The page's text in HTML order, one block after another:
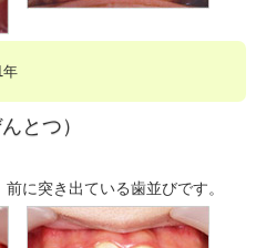
とつ）
に突き出ている歯並びです。